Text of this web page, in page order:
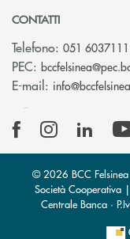
CONTATTI
Telefono: 051 6037111
PEC:
E-mail:
© 2026 BCC
Società Cooperativa
Centrale Banca ·